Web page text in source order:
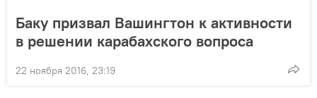
Баку призвал Вашингтон к активности
в решении карабахского вопроса
22 ноября 2016, 23:19